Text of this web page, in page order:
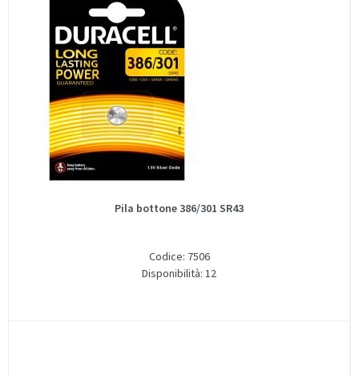
Pila bottone 386/301 SR43
Codice: 7506
Disponibilità: 12